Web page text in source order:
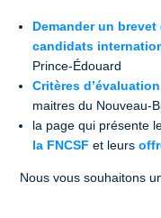
Demander un brevet
candidats
Prince-Édouard
Critères
maitres du Nouveau-
la page qui présente
la FNCSF et leurs
Nous vous souhaitons